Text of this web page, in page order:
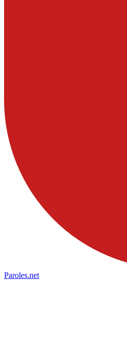
Paroles.net